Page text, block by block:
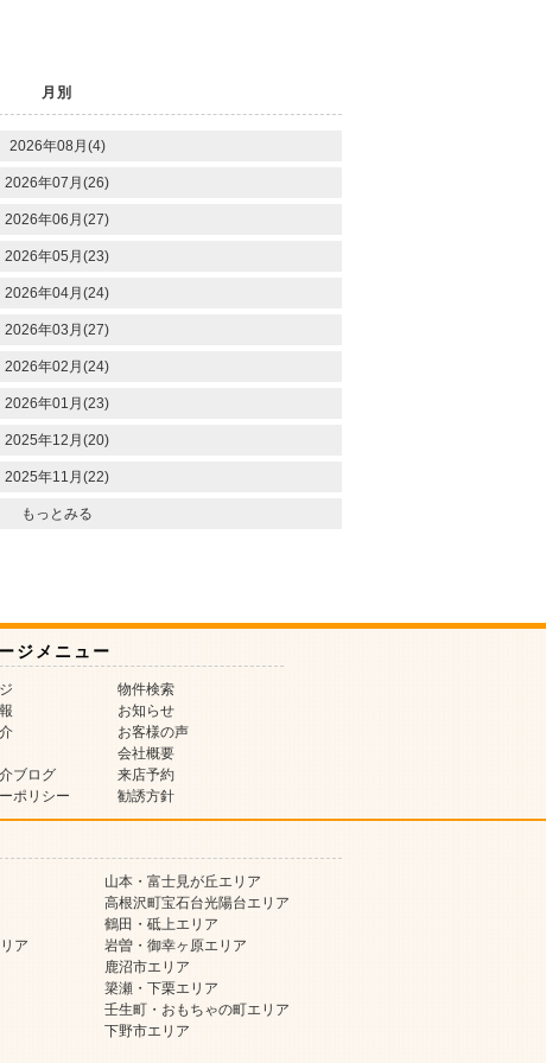
月別
2026年08月(4)
2026年07月(26)
2026年06月(27)
2026年05月(23)
2026年04月(24)
2026年03月(27)
2026年02月(24)
2026年01月(23)
2025年12月(20)
2025年11月(22)
もっとみる
ジメニュー
物件検索
お知らせ
お客様の声
会社概要
ブログ
来店予約
ポリシー
勧誘方針
山本・富士見が丘エリア
高根沢町宝石台光陽台エリア
鶴田・砥上エリア
ア
岩曽・御幸ヶ原エリア
鹿沼市エリア
簗瀬・下栗エリア
壬生町・おもちゃの町エリア
下野市エリア